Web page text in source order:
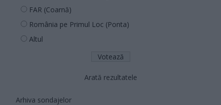
FAR (Coarnă)
România pe Primul Loc (Ponta)
Altul
Arată rezultatele
Arhiva sondajelor